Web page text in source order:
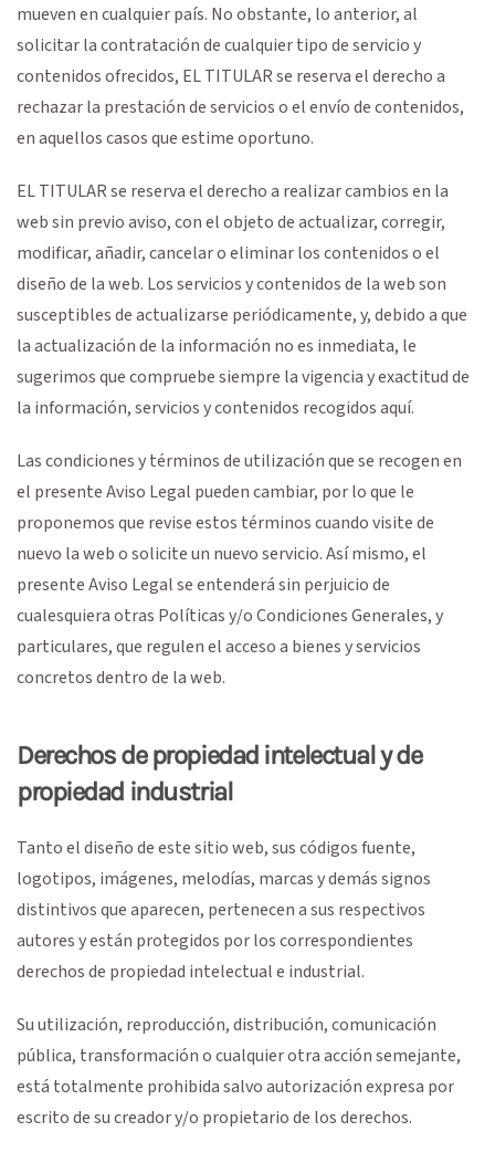
mueven en cualquier país. No obstante, lo anterior, al
solicitar la contratación de cualquier tipo de servicio y
contenidos ofrecidos, EL TITULAR se reserva el derecho a
rechazar la prestación de servicios o el envío de contenidos,
en aquellos casos que estime oportuno.
EL TITULAR se reserva el derecho a realizar cambios en la
web sin previo aviso, con el objeto de actualizar, corregir,
modificar, añadir, cancelar o eliminar los contenidos o el
diseño de la web. Los servicios y contenidos de la web son
susceptibles de actualizarse periódicamente, y, debido a que
la actualización de la información no es inmediata, le
sugerimos que compruebe siempre la vigencia y exactitud de
la información, servicios y contenidos recogidos aquí.
Las condiciones y términos de utilización que se recogen en
el presente Aviso Legal pueden cambiar, por lo que le
proponemos que revise estos términos cuando visite de
nuevo la web o solicite un nuevo servicio. Así mismo, el
presente Aviso Legal se entenderá sin perjuicio de
cualesquiera otras Políticas y/o Condiciones Generales, y
particulares, que regulen el acceso a bienes y servicios
concretos dentro de la web.
Derechos de propiedad intelectual y de
propiedad industrial
Tanto el diseño de este sitio web, sus códigos fuente,
logotipos, imágenes, melodías, marcas y demás signos
distintivos que aparecen, pertenecen a sus respectivos
autores y están protegidos por los correspondientes
derechos de propiedad intelectual e industrial.
Su utilización, reproducción, distribución, comunicación
pública, transformación o cualquier otra acción semejante,
está totalmente prohibida salvo autorización expresa por
escrito de su creador y/o propietario de los derechos.